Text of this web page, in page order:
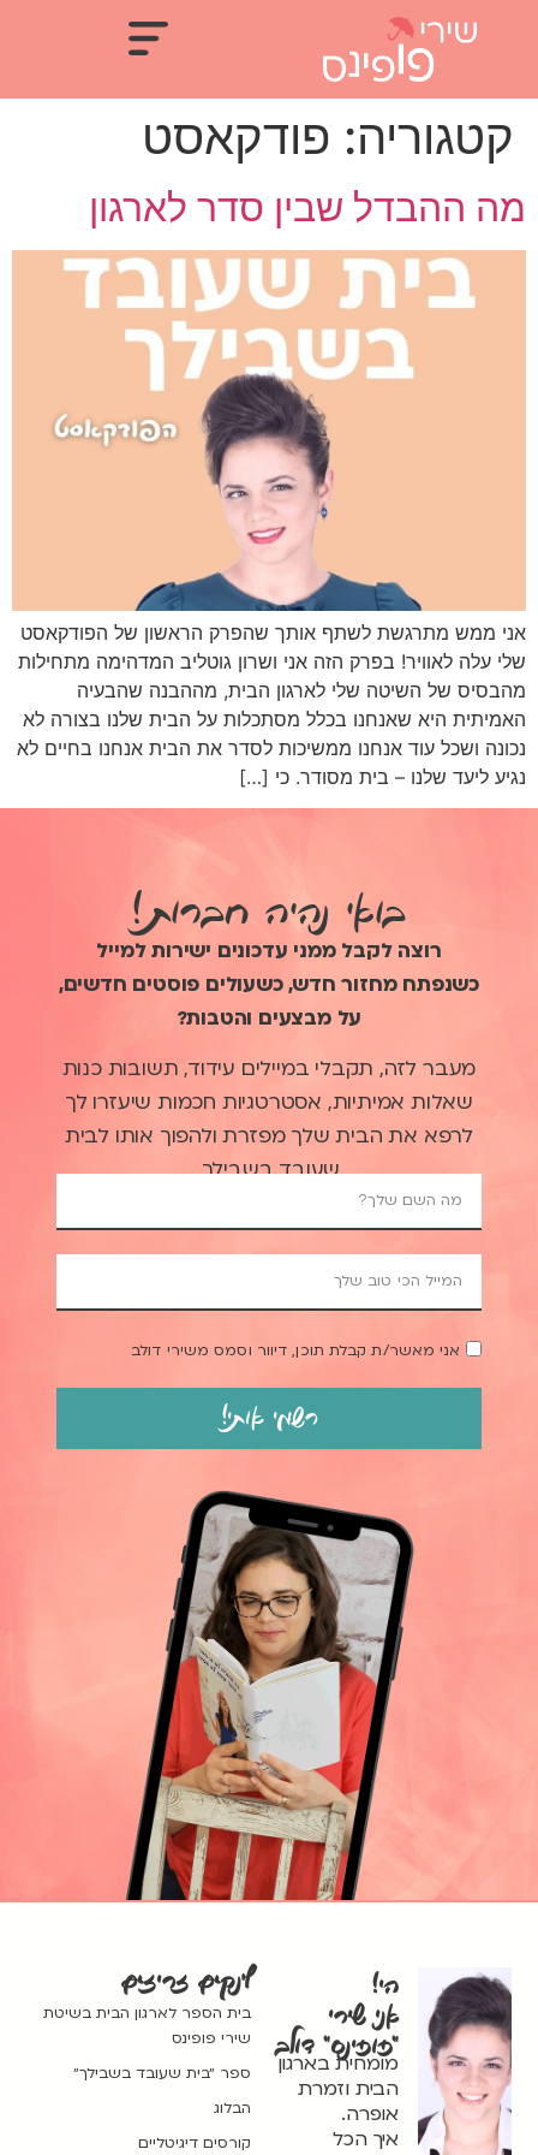
קטגוריה: פודקאסט
מה ההבדל שבין סדר לארגון
אני ממש מתרגשת לשתף אותך שהפרק הראשון של הפודקאסט
שלי עלה לאוויר! בפרק הזה אני ושרון גוטליב המדהימה מתחילות
מהבסיס של השיטה שלי לארגון הבית, מההבנה שהבעיה
האמיתית היא שאנחנו בכלל מסתכלות על הבית שלנו בצורה לא
נכונה ושכל עוד אנחנו ממשיכות לסדר את הבית אנחנו בחיים לא
נגיע ליעד שלנו – בית מסודר. כי […]
בואי נהיה חברות!
רוצה לקבל ממני עדכונים ישירות למייל
כשנפתח מחזור חדש, כשעולים פוסטים חדשים,
על מבצעים והטבות?
מעבר לזה, תקבלי במיילים עידוד, תשובות כנות
שאלות אמיתיות, אסטרטגיות חכמות שיעזרו לך
לרפא את הבית שלך מפזרת ולהפוך אותו לבית
שעובד בשבילך.
אני מאשר/ת קבלת תוכן, דיוור וסמס משירי דולב
רשמי אותי!
הי!
אני שירי
"פופינס" דולב
מומחית בארגון
הבית וזמרת
אופרה.
איך הכל
לינקים זריזים
בית הספר לארגון הבית בשיטת
שירי פופינס
ספר ״בית שעובד בשבילך״
הבלוג
קורסים דיגיטליים